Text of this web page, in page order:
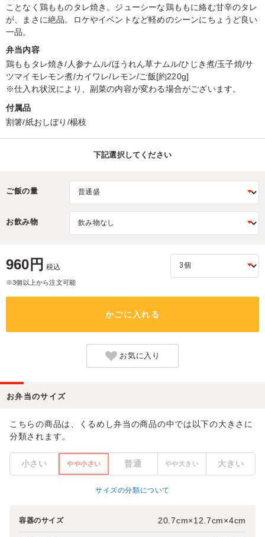
ことなく鶏もものタレ焼き。ジューシーな鶏ももに絡む甘辛のタレ
が、まさに絶品。ロケやイベントなど軽めのシーンにちょうど良い
一品。
弁当内容
鶏ももタレ焼き/人参ナムル/ほうれん草ナムル/ひじき煮/玉子焼/サ
ツマイモレモン煮/カイワレ/レモン/ご飯[約220g]
※仕入れ状況により、副菜の内容が変わる場合がございます。
付属品
割箸/紙おしぼり/楊枝
下記選択してください
ご飯の量
お飲み物
960円 税込
※3個以上から注文可能
かごに入れる
お気に入り
お弁当のサイズ
こちらの商品は、くるめし弁当の商品の中では以下の大きさに
分類されます。
小さい やや小さい 普通 やや大きい 大きい
サイズの分類について
容器のサイズ 20.7cm×12.7cm×4cm